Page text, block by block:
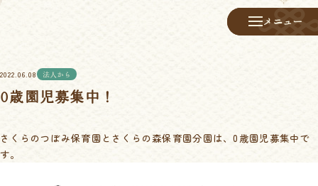
メニュー
メニュー
2022.06.08 法人から
0歳園児募集中！
さくらのつぼみ保育園とさくらの森保育園分園は、0歳園児募集中で
す。